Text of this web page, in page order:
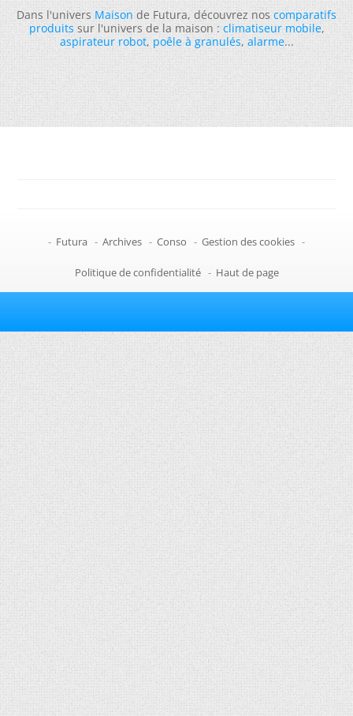
Dans l'universMaisonde Futura, découvrez noscomparatifs
produitssur l'univers de la maison :climatiseur mobile,
aspirateur robot,poêle à granulés,alarme...
- Futura - Archives - Conso - Gestion des cookies -
Politique de confidentialité - Haut de page